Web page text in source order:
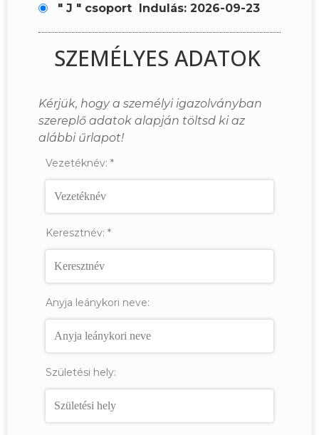
" J " csoport Indulás: 2026-09-23
SZEMÉLYES ADATOK
Kérjük, hogy a személyi igazolványban
szereplő adatok alapján töltsd ki az
alábbi űrlapot!
Vezetéknév: *
Keresztnév: *
Anyja leánykori neve:
Születési hely: